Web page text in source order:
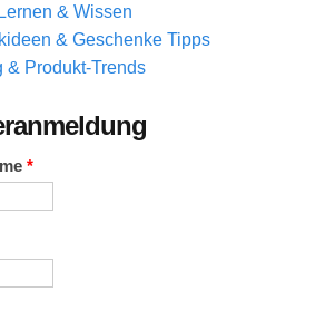
& Wissen
& Geschenke Tipps
& Produkt-Trends
*